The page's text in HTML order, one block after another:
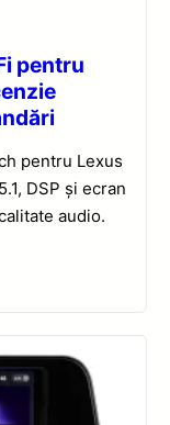
pentru
pentru Lexus
DSP și ecran
audio.